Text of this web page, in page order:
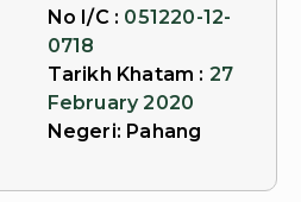
No I/C : 051220-12-
0718
Tarikh Khatam : 27
February 2020
Negeri: Pahang